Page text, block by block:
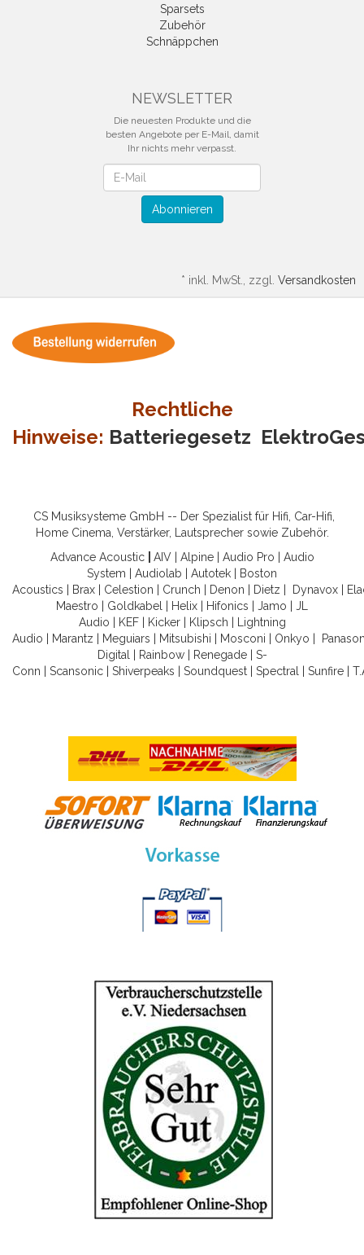
Sparsets
Zubehör
Schnäppchen
NEWSLETTER
Die neuesten Produkte und die
besten Angebote per E-Mail, damit
Ihr nichts mehr verpasst.
Abonnieren
* inkl. MwSt., zzgl. Versandkosten
Rechtliche
Hinweise: Batteriegesetz
CS Musiksysteme GmbH -- Der Spezialist für Hifi, Car-Hifi,
Home Cinema, Verstärker, Lautsprecher sowie Zubehör.
Advance Acoustic
AIV| Alpine| Audio Pro
Audio
System
Audiolab Autotek
Boston
Acoustics
Brax Celestion Crunch Denon Dietz Dynavox
Maestro
Goldkabel Helix Hifonics Jamo
JL
Audio
KEF| Kicker| Klipsch
Lightning
Audio
Marantz Meguiars Mitsubishi Mosconi Onkyo
Digital
Rainbow| Renegade| S-
Conn
Scansonic Shiverpeaks Soundquest Spectral Sunfire